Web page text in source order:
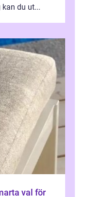
du ut...